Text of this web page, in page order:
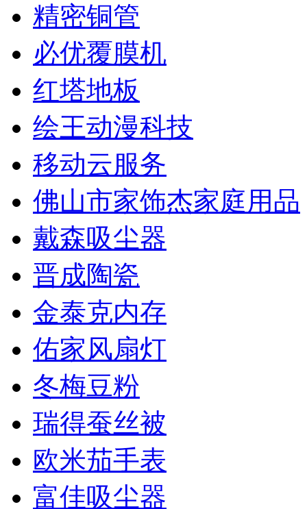
精密铜管
必优覆膜机
红塔地板
绘王动漫科技
移动云服务
佛山市家饰杰家庭用品
戴森吸尘器
晋成陶瓷
金泰克内存
佑家风扇灯
冬梅豆粉
瑞得蚕丝被
欧米茄手表
富佳吸尘器